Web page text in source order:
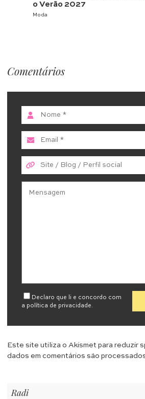
o Verão 2027
Moda
Comentários
Declaro que li e concordo com
a política de privacidade.
Este site utiliza o Akismet para reduzir
dados em comentários são
Radi